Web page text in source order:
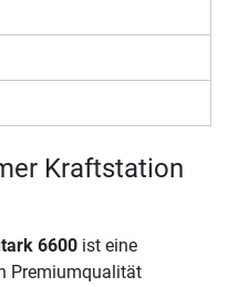
Kraftstation
6600 ist eine
Premiumqualität